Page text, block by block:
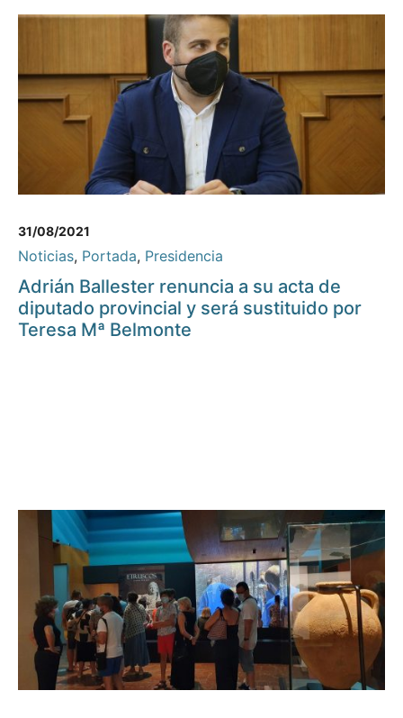
31/08/2021
Noticias, Portada, Presidencia
Adrián Ballester renuncia a su acta de
diputado provincial y será sustituido por
Teresa Mª Belmonte